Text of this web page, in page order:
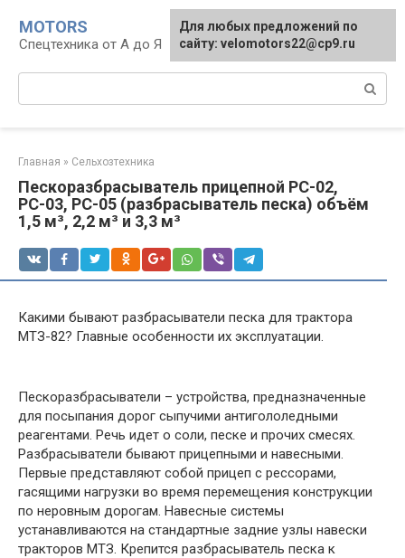
контенту
MOTORS
Спецтехника от А до Я
Главная » Сельхозтехника
Пескоразбрасыватель прицепной РС-02,
РС-03, РС-05 (разбрасыватель песка) объём
1,5 м³, 2,2 м³ и 3,3 м³
Какими бывают разбрасыватели песка для трактора
МТЗ-82? Главные особенности их эксплуатации.
Пескоразбрасыватели – устройства, предназначенные
для посыпания дорог сыпучими антигололедными
реагентами. Речь идет о соли, песке и прочих смесях.
Разбрасыватели бывают прицепными и навесными.
Первые представляют собой прицеп с рессорами,
гасящими нагрузки во время перемещения конструкции
по неровным дорогам. Навесные системы
устанавливаются на стандартные задние узлы навески
тракторов МТЗ. Крепится разбрасыватель песка к
Для любых предложений по
сайту: velomotors22@cp9.ru